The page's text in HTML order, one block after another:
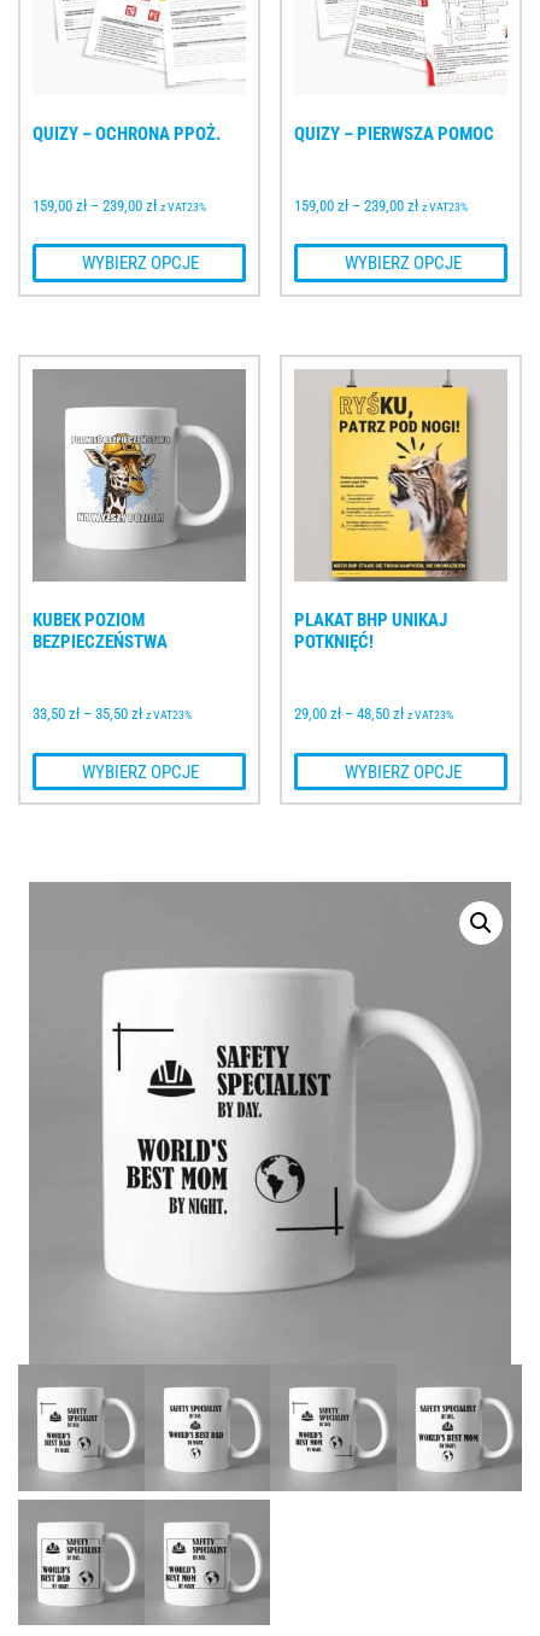
QUIZY – OCHRONA PPOŻ.
159,00 zł – 239,00 zł z VAT23%
WYBIERZ OPCJE
QUIZY – PIERWSZA POMOC
159,00 zł – 239,00 zł z VAT23%
WYBIERZ OPCJE
KUBEK POZIOM
BEZPIECZEŃSTWA
33,50 zł – 35,50 zł z VAT23%
WYBIERZ OPCJE
PLAKAT BHP UNIKAJ
POTKNIĘĆ!
29,00 zł – 48,50 zł z VAT23%
WYBIERZ OPCJE